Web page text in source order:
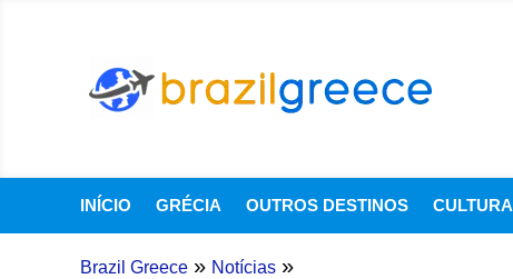
INÍCIO GRÉCIA OUTROS DESTINOS CULTURA
Brazil Greece » Notícias »